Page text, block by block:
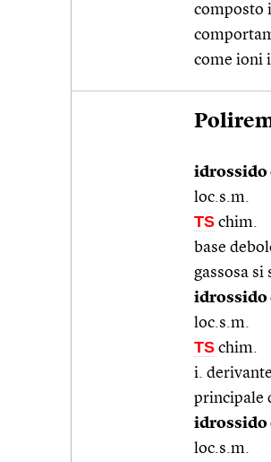
composto
come ioni
idrossido
loc.s.m.
TS chim.
base
gassosa si
idrossido
loc.s.m.
TS chim.
i.
principale
idrossido
loc.s.m.